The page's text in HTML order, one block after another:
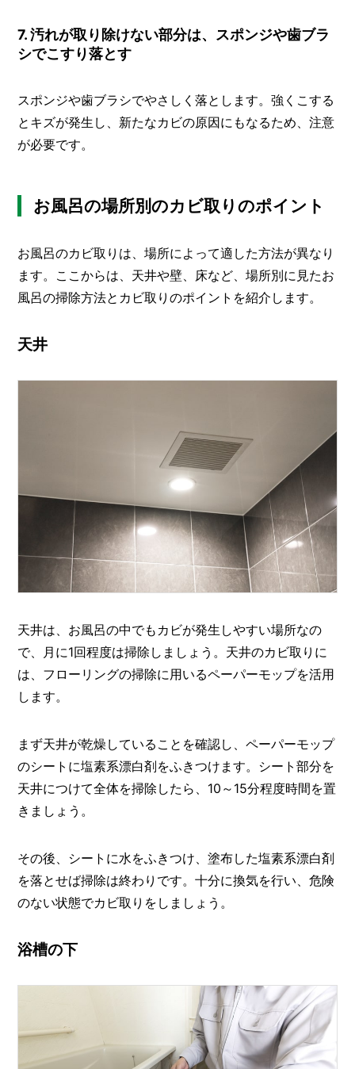
7. 汚れが取り除けない部分は、スポンジや歯ブラ
シでこすり落とす
スポンジや歯ブラシでやさしく落とします。強くこする
とキズが発生し、新たなカビの原因にもなるため、注意
が必要です。
お風呂の場所別のカビ取りのポイント
お風呂のカビ取りは、場所によって適した方法が異なり
ます。ここからは、天井や壁、床など、場所別に見たお
風呂の掃除方法とカビ取りのポイントを紹介します。
天井
天井は、お風呂の中でもカビが発生しやすい場所なの
で、月に1回程度は掃除しましょう。天井のカビ取りに
は、フローリングの掃除に用いるペーパーモップを活用
します。
まず天井が乾燥していることを確認し、ペーパーモップ
のシートに塩素系漂白剤をふきつけます。シート部分を
天井につけて全体を掃除したら、10～15分程度時間を置
きましょう。
その後、シートに水をふきつけ、塗布した塩素系漂白剤
を落とせば掃除は終わりです。十分に換気を行い、危険
のない状態でカビ取りをしましょう。
浴槽の下